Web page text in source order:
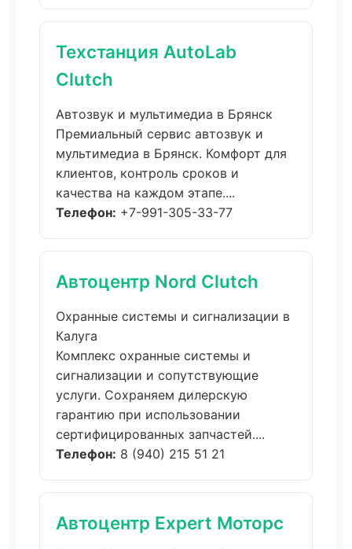
Техстанция AutoLab
Clutch
Автозвук и мультимедиа в Брянск
Премиальный сервис автозвук и
мультимедиа в Брянск. Комфорт для
клиентов, контроль сроков и
качества на каждом этапе....
Телефон: +7-991-305-33-77
Автоцентр Nord Clutch
Охранные системы и сигнализации в
Калуга
Комплекс охранные системы и
сигнализации и сопутствующие
услуги. Сохраняем дилерскую
гарантию при использовании
сертифицированных запчастей....
Телефон: 8 (940) 215 51 21
Автоцентр Expert Моторс